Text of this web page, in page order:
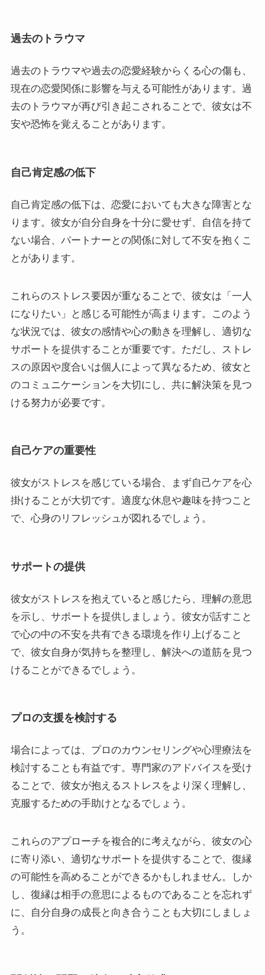
過去のトラウマ
過去のトラウマや過去の恋愛経験からくる心の傷も、
現在の恋愛関係に影響を与える可能性があります。過
去のトラウマが再び引き起こされることで、彼女は不
安や恐怖を覚えることがあります。
自己肯定感の低下
自己肯定感の低下は、恋愛においても大きな障害とな
ります。彼女が自分自身を十分に愛せず、自信を持て
ない場合、パートナーとの関係に対して不安を抱くこ
とがあります。
これらのストレス要因が重なることで、彼女は「一人
になりたい」と感じる可能性が高まります。このよう
な状況では、彼女の感情や心の動きを理解し、適切な
サポートを提供することが重要です。ただし、ストレ
スの原因や度合いは個人によって異なるため、彼女と
のコミュニケーションを大切にし、共に解決策を見つ
ける努力が必要です。
自己ケアの重要性
彼女がストレスを感じている場合、まず自己ケアを心
掛けることが大切です。適度な休息や趣味を持つこと
で、心身のリフレッシュが図れるでしょう。
サポートの提供
彼女がストレスを抱えていると感じたら、理解の意思
を示し、サポートを提供しましょう。彼女が話すこと
で心の中の不安を共有できる環境を作り上げること
で、彼女自身が気持ちを整理し、解決への道筋を見つ
けることができるでしょう。
プロの支援を検討する
場合によっては、プロのカウンセリングや心理療法を
検討することも有益です。専門家のアドバイスを受け
ることで、彼女が抱えるストレスをより深く理解し、
克服するための手助けとなるでしょう。
これらのアプローチを複合的に考えながら、彼女の心
に寄り添い、適切なサポートを提供することで、復縁
の可能性を高めることができるかもしれません。しか
し、復縁は相手の意思によるものであることを忘れず
に、自分自身の成長と向き合うことも大切にしましょ
う。